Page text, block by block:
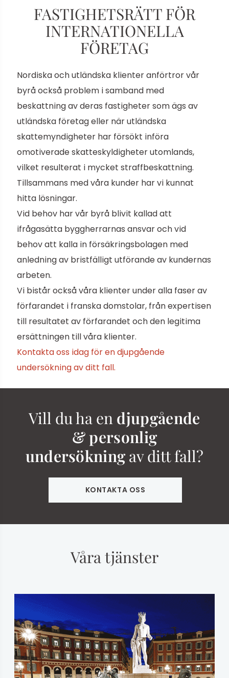
FASTIGHETSRÄTT FÖR
INTERNATIONELLA
FÖRETAG
Nordiska och utländska klienter anförtror vår
byrå också problem i samband med
beskattning av deras fastigheter som ägs av
utländska företag eller när utländska
skattemyndigheter har försökt införa
omotiverade skatteskyldigheter utomlands,
vilket resulterat i mycket straffbeskattning.
Tillsammans med våra kunder har vi kunnat
hitta lösningar.
Vid behov har vår byrå blivit kallad att
ifrågasätta byggherrarnas ansvar och vid
behov att kalla in försäkringsbolagen med
anledning av bristfälligt utförande av kundernas
arbeten.
Vi bistår också våra klienter under alla faser av
förfarandet i franska domstolar, från expertisen
till resultatet av förfarandet och den legitima
ersättningen till våra klienter.
Kontakta oss idag för en djupgående
undersökning av ditt fall.
Vill du ha en djupgående
& personlig
undersökningav ditt fall?
KONTAKTA OSS
Våra tjänster